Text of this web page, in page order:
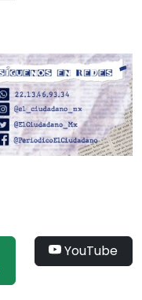
YouTube